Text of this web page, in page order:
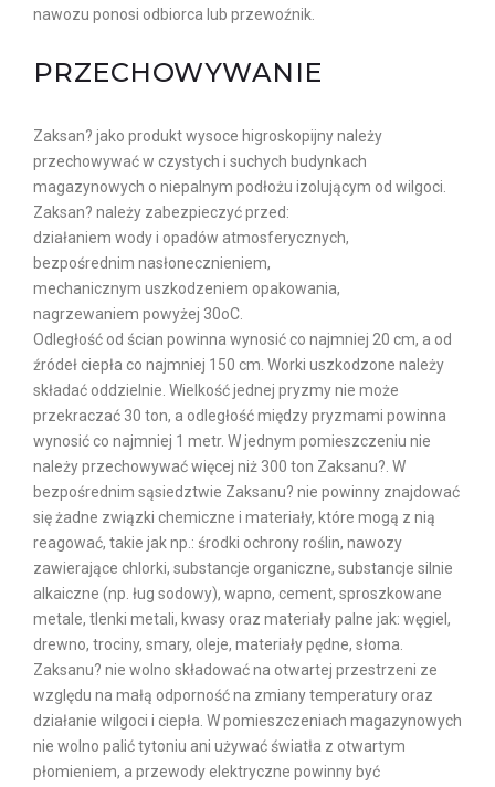
nawozu ponosi odbiorca lub przewoźnik.
PRZECHOWYWANIE
Zaksan? jako produkt wysoce higroskopijny należy
przechowywać w czystych i suchych budynkach
magazynowych o niepalnym podłożu izolującym od wilgoci.
Zaksan? należy zabezpieczyć przed:
działaniem wody i opadów atmosferycznych,
bezpośrednim nasłonecznieniem,
mechanicznym uszkodzeniem opakowania,
nagrzewaniem powyżej 30oC.
Odległość od ścian powinna wynosić co najmniej 20 cm, a od
źródeł ciepła co najmniej 150 cm. Worki uszkodzone należy
składać oddzielnie. Wielkość jednej pryzmy nie może
przekraczać 30 ton, a odległość między pryzmami powinna
wynosić co najmniej 1 metr. W jednym pomieszczeniu nie
należy przechowywać więcej niż 300 ton Zaksanu?. W
bezpośrednim sąsiedztwie Zaksanu? nie powinny znajdować
się żadne związki chemiczne i materiały, które mogą z nią
reagować, takie jak np.: środki ochrony roślin, nawozy
zawierające chlorki, substancje organiczne, substancje silnie
alkaiczne (np. ług sodowy), wapno, cement, sproszkowane
metale, tlenki metali, kwasy oraz materiały palne jak: węgiel,
drewno, trociny, smary, oleje, materiały pędne, słoma.
Zaksanu? nie wolno składować na otwartej przestrzeni ze
względu na małą odporność na zmiany temperatury oraz
działanie wilgoci i ciepła. W pomieszczeniach magazynowych
nie wolno palić tytoniu ani używać światła z otwartym
płomieniem, a przewody elektryczne powinny być